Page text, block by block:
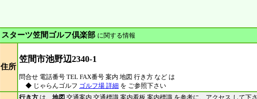
スターツ笠間ゴルフ倶楽部 に関する情報
住所
笠間市池野辺2340-1
問合せ 電話番号 TEL FAX番号 案内 地図 行き方 など は
◆ じゃらんゴルフ ゴルフ場 詳細 を ご参照下さい
行き方 は、 地図 交通案内 交通標識 案内看板 案内標識 を参考に、アクセス して下さ